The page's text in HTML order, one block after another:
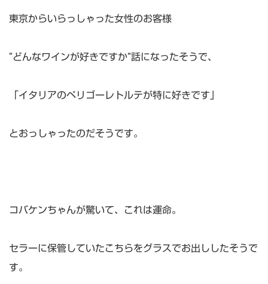
東京からいらっしゃった女性のお客様
”どんなワインが好きですか”話になったそうで、
「イタリアのペリゴーレトルテが特に好きです」
とおっしゃったのだそうです。
コバケンちゃんが驚いて、これは運命。
セラーに保管していたこちらをグラスでお出ししたそうで
す。